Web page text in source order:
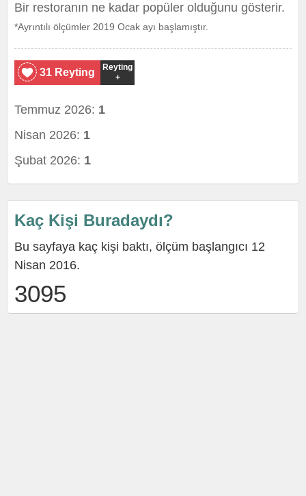
Bir restoranın ne kadar popüler olduğunu gösterir.
*Ayrıntılı ölçümler 2019 Ocak ayı başlamıştır.
31 Reyting
Reyting
+
Temmuz 2026: 1
Nisan 2026: 1
Şubat 2026: 1
Kaç Kişi Buradaydı?
Bu sayfaya kaç kişi baktı, ölçüm başlangıcı 12
Nisan 2016.
3095